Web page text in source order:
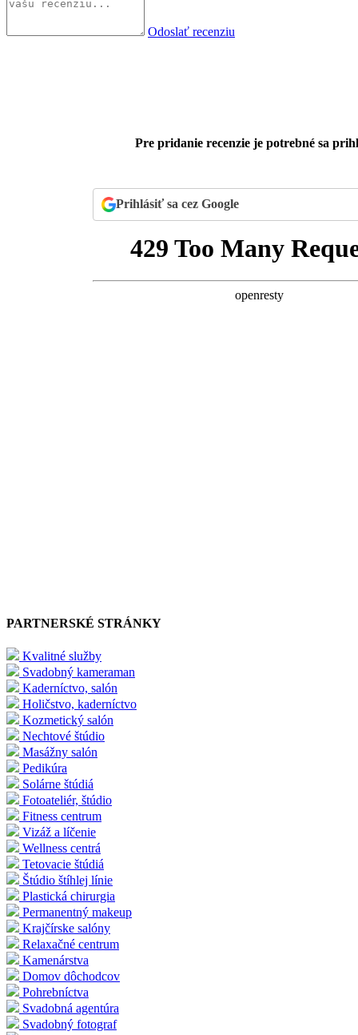
Odoslať recenziu
Pre pridanie recenzie je potrebné sa
Prihlásiť sa cez Google
PARTNERSKÉ STRÁNKY
Kvalitné služby
Svadobný kameraman
Kaderníctvo, salón
Holičstvo, kaderníctvo
Kozmetický salón
Nechtové štúdio
Masážny salón
Pedikúra
Solárne štúdiá
Fotoateliér, štúdio
Fitness centrum
Vizáž a líčenie
Wellness centrá
Tetovacie štúdiá
Štúdio štíhlej línie
Plastická chirurgia
Permanentný makeup
Krajčírske salóny
Relaxačné centrum
Kamenárstva
Domov dôchodcov
Pohrebníctva
Svadobná agentúra
Svadobný fotograf